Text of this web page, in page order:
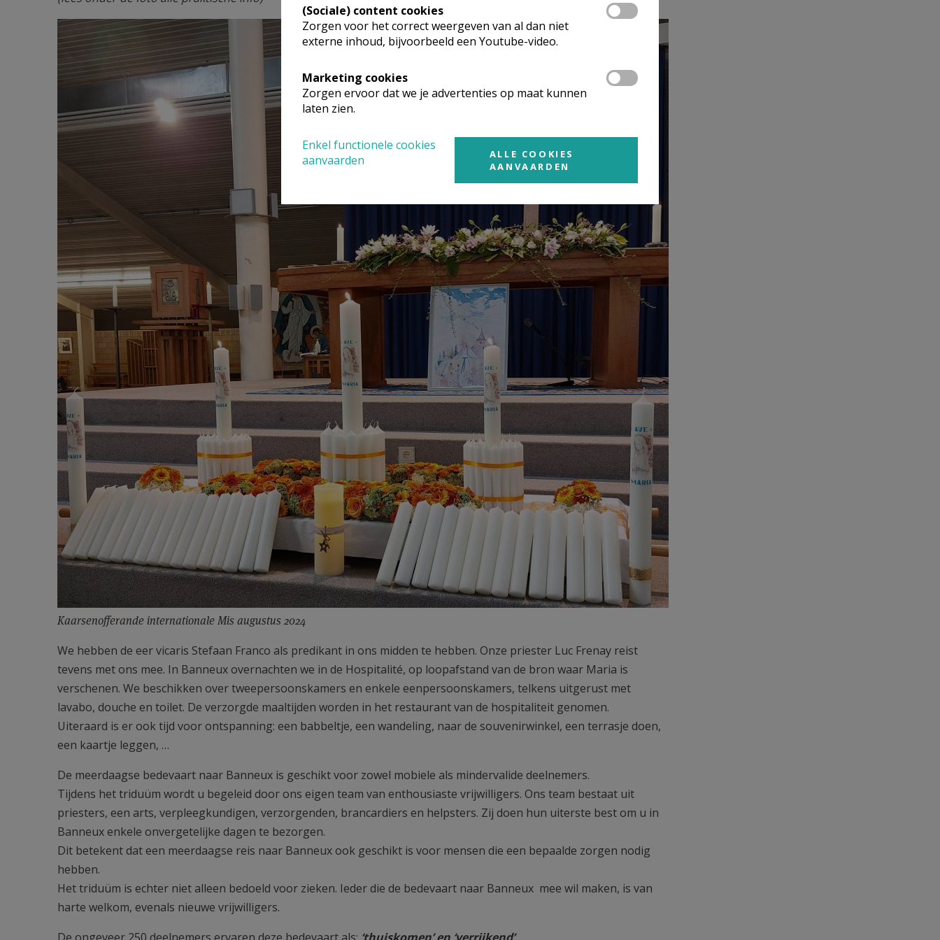
Kaarsenofferande internationale Mis augustus 2024
We hebben de eer vicaris Stefaan Franco als predikant in ons midden te hebben. Onze priester Luc Frenay reist
tevens met ons mee. In Banneux overnachten we in de Hospitalité, op loopafstand van de bron waar Maria is
verschenen. We beschikken over tweepersoonskamers en enkele eenpersoonskamers, telkens uitgerust met
lavabo, douche en toilet. De verzorgde maaltijden worden in het restaurant van de hospitaliteit genomen.
Uiteraard is er ook tijd voor ontspanning: een babbeltje, een wandeling, naar de souvenirwinkel, een terrasje doen,
een kaartje leggen, …
De meerdaagse bedevaart naar Banneux is geschikt voor zowel mobiele als mindervalide deelnemers.
Tijdens het triduüm wordt u begeleid door ons eigen team van enthousiaste vrijwilligers. Ons team bestaat uit
priesters, een arts, verpleegkundigen, verzorgenden, brancardiers en helpsters. Zij doen hun uiterste best om u in
Banneux enkele onvergetelijke dagen te bezorgen.
Dit betekent dat een meerdaagse reis naar Banneux ook geschikt is voor mensen die een bepaalde zorgen nodig
hebben.
Het triduüm is echter niet alleen bedoeld voor zieken. Ieder die de bedevaart naar Banneux mee wil maken, is van
harte welkom, evenals nieuwe vrijwilligers.
(Sociale) content cookies
Zorgen voor het correct weergeven van al dan niet
externe inhoud, bijvoorbeeld een Youtube-video.
Marketing cookies
Zorgen ervoor dat we je advertenties op maat kunnen
laten zien.
Enkel functionele cookies
aanvaarden
ALLE COOKIES
AANVAARDEN